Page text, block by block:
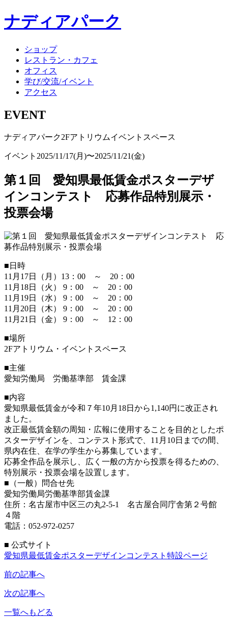
ナディアパーク
ショップ
レストラン・カフェ
オフィス
学び/交流/イベント
アクセス
EVENT
ナディアパーク2Fアトリウムイベントスペース
イベント 2025/11/17(月)〜2025/11/21(金)
第１回 愛知県最低賃金ポスターデザ
インコンテスト 応募作品特別展示・
投票会場
■日時
11月17日（月）13：00 ～ 20：00
11月18日（火） 9：00 ～ 20：00
11月19日（水） 9：00 ～ 20：00
11月20日（木） 9：00 ～ 20：00
11月21日（金） 9：00 ～ 12：00
■場所
2Fアトリウム・イベントスペース
■主催
愛知労働局 労働基準部 賃金課
■内容
愛知県最低賃金が令和７年10月18日から1,140円に改正され
ました。
改正最低賃金額の周知・広報に使用することを目的としたポ
スターデザインを、コンテスト形式で、11月10日までの間、
県内在住、在学の学生から募集しています。
応募全作品を展示し、広く一般の方から投票を得るための、
特別展示・投票会場を設置します。
■（一般）問合せ先
愛知労働局労働基準部賃金課
住所：名古屋市中区三の丸2-5-1 名古屋合同庁舎第２号館
４階
電話：052-972-0257
■ 公式サイト
愛知県最低賃金ポスターデザインコンテスト特設ページ
前の記事へ
次の記事へ
一覧へもどる